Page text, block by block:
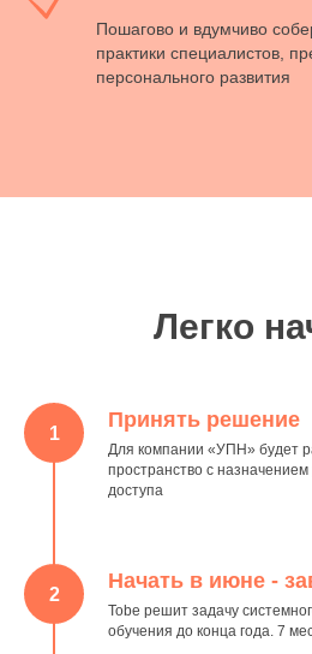
Пошагово и вдумчиво
практики специалистов,
персонального развития
Легко
1
Принять решение
Для компании «УПН» будет
пространство с
доступа
2
Начать в июне -
Tobe решит задачу
обучения до конца года. 7